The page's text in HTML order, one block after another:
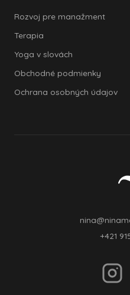
Rozvoj pre manažment
Terapia
Yoga v slovách
Obchodné podmienky
Ochrana osobných údajov
+421